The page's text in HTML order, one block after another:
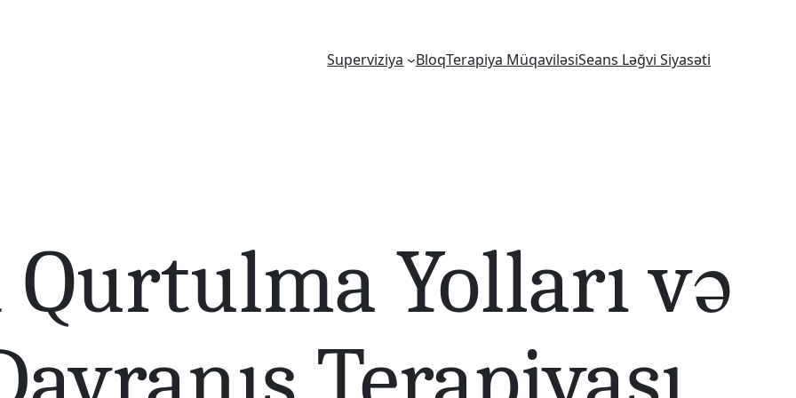
Superviziya BloqTerapiya MüqaviləsiSeans Ləğvi Siyasəti
Qurtulma Yolları və